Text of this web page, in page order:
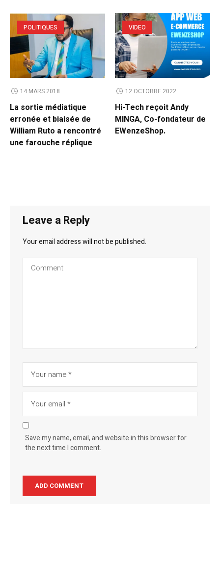
POLITIQUES
14 MARS 2018
La sortie médiatique
erronée et biaisée de
William Ruto a rencontré
une farouche réplique
VIDEO
12 OCTOBRE 2022
Hi-Tech reçoit Andy
MINGA, Co-fondateur de
EWenzeShop.
Leave a Reply
Your email address will not be published.
Save my name, email, and website in this browser for
the next time I comment.